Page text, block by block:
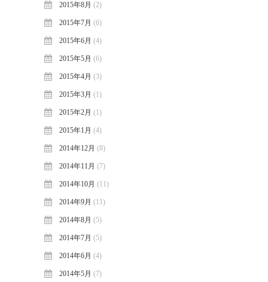
2015年8月 (2)
2015年7月 (6)
2015年6月 (4)
2015年5月 (6)
2015年4月 (3)
2015年3月 (1)
2015年2月 (1)
2015年1月 (4)
2014年12月 (8)
2014年11月 (7)
2014年10月 (11)
2014年9月 (11)
2014年8月 (5)
2014年7月 (5)
2014年6月 (4)
2014年5月 (7)